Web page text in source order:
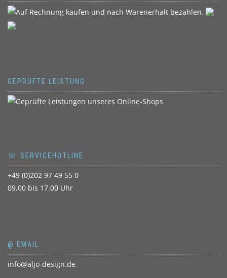
GEPRÜFTE LEISTUNG
☏ SERVICEHOTLINE
+49 (0)202 97 49 55 0
09.00 bis 17.00 Uhr
@ EMAIL
info@aljo-design.de